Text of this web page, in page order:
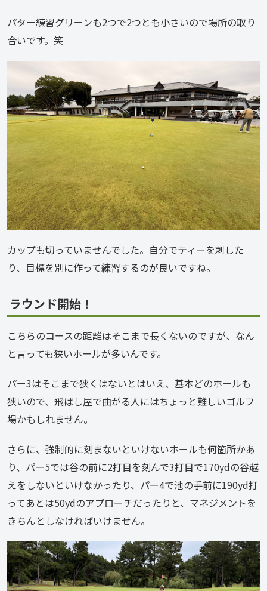
パター練習グリーンも2つで2つとも小さいので場所の取り
合いです。笑
カップも切っていませんでした。自分でティーを刺した
り、目標を別に作って練習するのが良いですね。
ラウンド開始！
こちらのコースの距離はそこまで長くないのですが、なん
と言っても狭いホールが多いんです。
パー3はそこまで狭くはないとはいえ、基本どのホールも
狭いので、飛ばし屋で曲がる人にはちょっと難しいゴルフ
場かもしれません。
さらに、強制的に刻まないといけないホールも何箇所かあ
り、パー5では谷の前に2打目を刻んで3打目で170ydの谷越
えをしないといけなかったり、パー4で池の手前に190yd打
ってあとは50ydのアプローチだったりと、マネジメントを
きちんとしなければいけません。